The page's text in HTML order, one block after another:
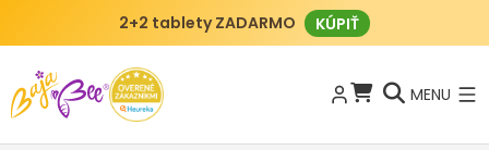
2+2 tablety ZADARMO KÚPIŤ
MENU